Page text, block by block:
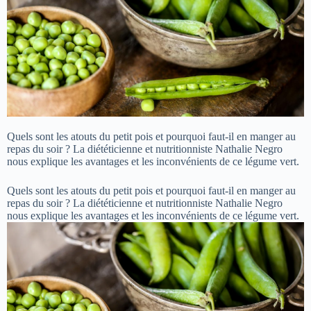
Quels sont les atouts du petit pois et pourquoi faut-il en manger au
repas du soir ? La diététicienne et nutritionniste Nathalie Negro
nous explique les avantages et les inconvénients de ce légume vert.
Quels sont les atouts du petit pois et pourquoi faut-il en manger au
repas du soir ? La diététicienne et nutritionniste Nathalie Negro
nous explique les avantages et les inconvénients de ce légume vert.